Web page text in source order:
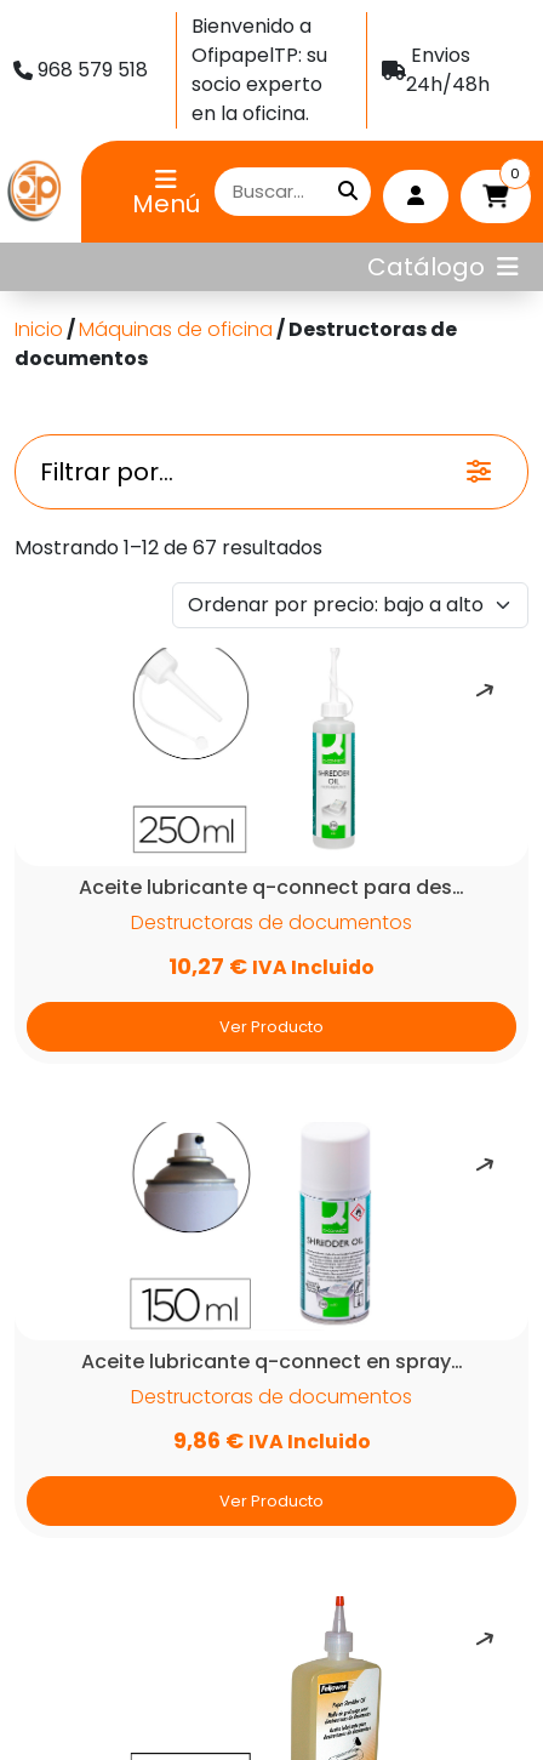
968 579 518
Bienvenido a
OfipapelTP: su
socio experto
en la oficina.
Envios
24h/48h
Menú
0
Catálogo
Inicio/Máquinas de oficina/ Destructoras de
documentos
Filtrar por...
Mostrando 1–12 de 67 resultados
por
precio:
bajo
Aceite lubricante q-connect para des…
Destructoras de documentos
10,27 € IVA Incluido
Ver Producto
Aceite lubricante q-connect en spray…
Destructoras de documentos
9,86 € IVA Incluido
Ver Producto